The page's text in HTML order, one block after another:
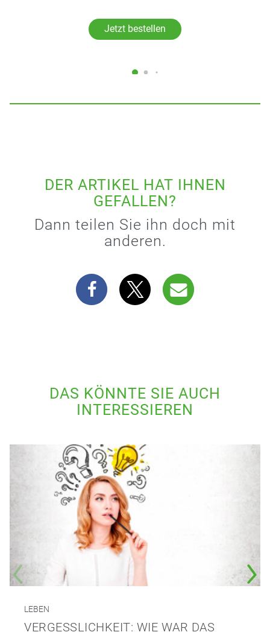
Jetzt bestellen
DER ARTIKEL HAT IHNEN
GEFALLEN?
Dann teilen Sie ihn doch mit
anderen.
DAS KÖNNTE SIE AUCH
INTERESSIEREN
LEBEN
VERGESSLICHKEIT: WIE WAR DAS